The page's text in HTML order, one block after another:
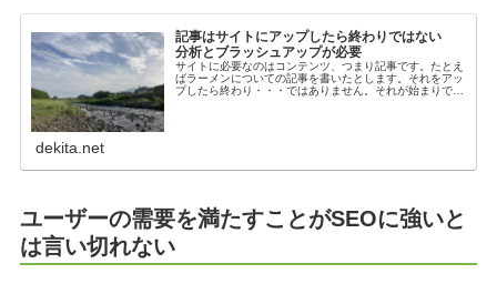
記事はサイトにアップしたら終わりではない
分析とブラッシュアップが必要
サイトに必要なのはコンテンツ、つまり記事です。たとえ
ばラーメンについての記事を書いたとします。それをアッ
プしたら終わり・・・ではありません。それが始まりで
dekita.net
ユーザーの需要を満たすことがSEOに強いと
は言い切れない